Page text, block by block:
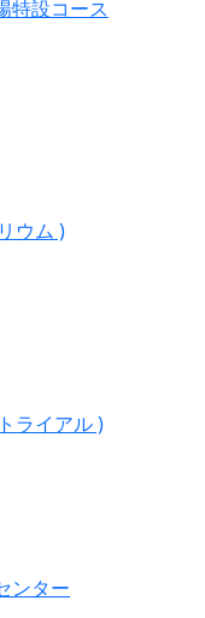
特設コース
ウム )
ライアル )
ンター